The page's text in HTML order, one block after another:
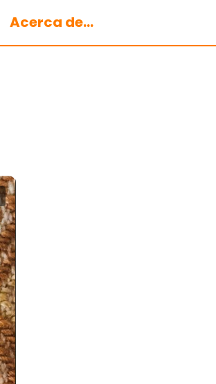
Acerca de...